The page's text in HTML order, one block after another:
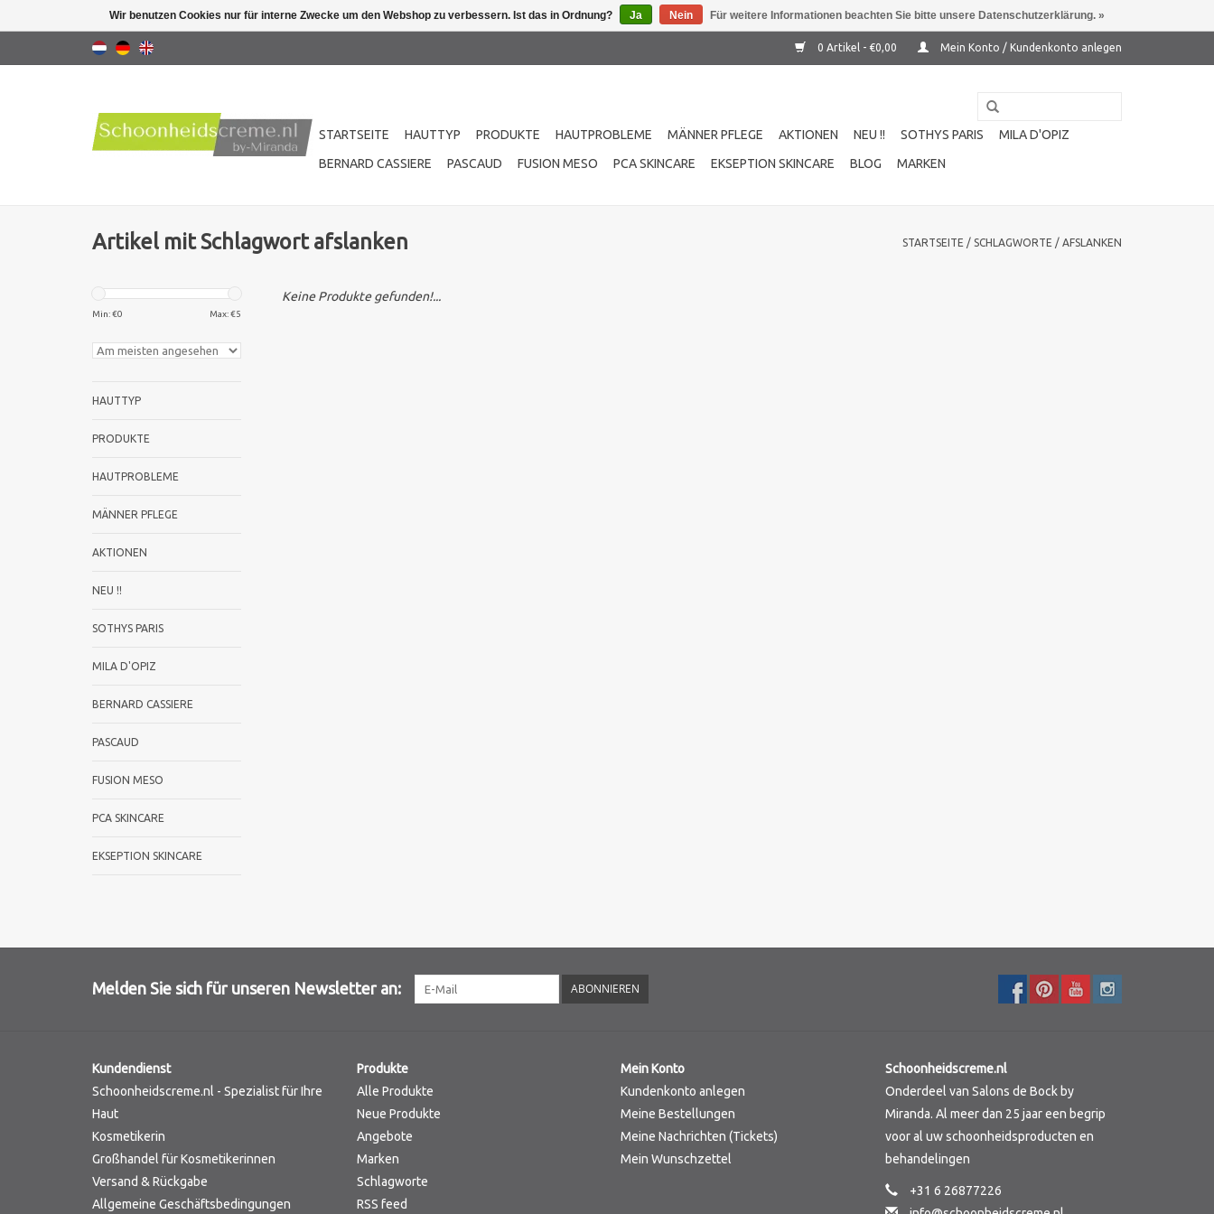
0 Artikel - €0,00 Mein Konto / Kundenkonto anlegen
STARTSEITE HAUTTYP PRODUKTE HAUTPROBLEME MÄNNER PFLEGE AKTIONEN NEU !! SOTHYS PARIS
MILA D'OPIZ
BERNARD CASSIERE
PASCAUD FUSION MESO PCA SKINCARE EKSEPTION SKINCARE BLOG MARKEN
Artikel mit Schlagwort afslanken STARTSEITE / SCHLAGWORTE / AFSLANKEN
Min: €0 Max: €5
HAUTTYP
PRODUKTE
HAUTPROBLEME
MÄNNER PFLEGE
AKTIONEN
NEU !!
SOTHYS PARIS
MILA D'OPIZ
BERNARD CASSIERE
PASCAUD
FUSION MESO
PCA SKINCARE
EKSEPTION SKINCARE
Keine Produkte gefunden!...
Melden Sie sich für unseren Newsletter an: ABONNIEREN
Kundendienst
Schoonheidscreme.nl - Spezialist für Ihre
Haut
Kosmetikerin
Großhandel für Kosmetikerinnen
Versand & Rückgabe
Allgemeine Geschäftsbedingungen
Produkte
Alle Produkte
Neue Produkte
Angebote
Marken
Schlagworte
RSS feed
Mein Konto
Kundenkonto anlegen
Meine Bestellungen
Meine Nachrichten (Tickets)
Mein Wunschzettel
Schoonheidscreme.nl
Onderdeel van Salons de Bock by
Miranda. Al meer dan 25 jaar een begrip
voor al uw schoonheidsproducten en
behandelingen
+31 6 26877226
Wir benutzen Cookies nur für interne Zwecke um den Webshop zu verbessern. Ist das in Ordnung? Ja Nein Für weitere Informationen beachten Sie bitte unsere Datenschutzerklärung. »